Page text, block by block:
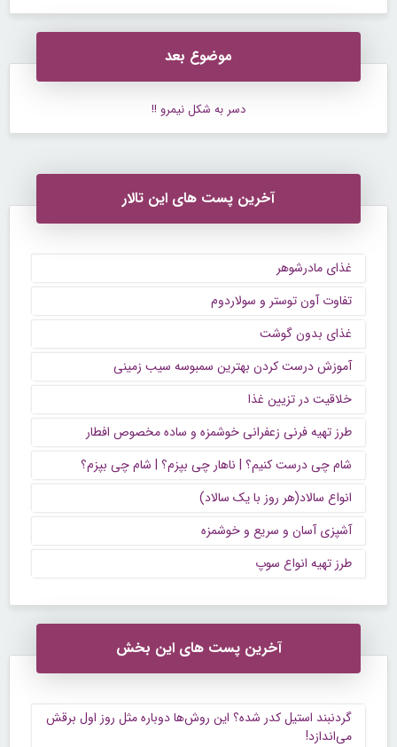
موضوع بعد
دسر به شکل نیمرو !!
آخرین پست های این تالار
غذای مادرشوهر
تفاوت آون توستر و سولاردوم
غذای بدون گوشت
آموزش درست کردن بهترین سمبوسه سیب زمینی
خلاقیت در تزیین غذا
طرز تهیه فرنی زعفرانی خوشمزه و ساده مخصوص افطار
شام چی درست کنیم؟ | ناهار چی بپزم؟ | شام چی بپزم؟
انواع سالاد(هر روز با یک سالاد)
آشپزی آسان و سریع و خوشمزه
طرز تهیه انواع سوپ
آخرین پست های این بخش
گردنبند استیل کدر شده؟ این روش‌ها دوباره مثل روز اول برقش
می‌اندازد!